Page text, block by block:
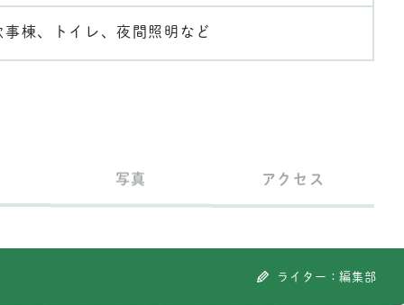
事棟、トイレ、夜間照明など
写真 アクセス
ライター：編集部